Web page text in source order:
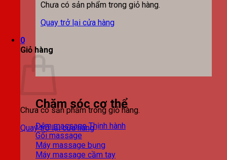
Chưa có sản phẩm trong giỏ hàng.
Quay trở lại cửa hàng
0
Giỏ hàng
Chưa có sản phẩm trong giỏ hàng.
Quay trở lại cửa hàng
Chăm sóc cơ thể
Đệm massage
Gối massage
Máy massage bụng
Máy massage cầm tay